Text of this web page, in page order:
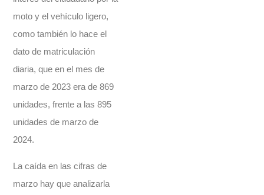
moto y el vehículo ligero,
como también lo hace el
dato de matriculación
diaria, que en el mes de
marzo de 2023 era de 869
unidades, frente a las 895
unidades de marzo de
2024.
La caída en las cifras de
marzo hay que analizarla